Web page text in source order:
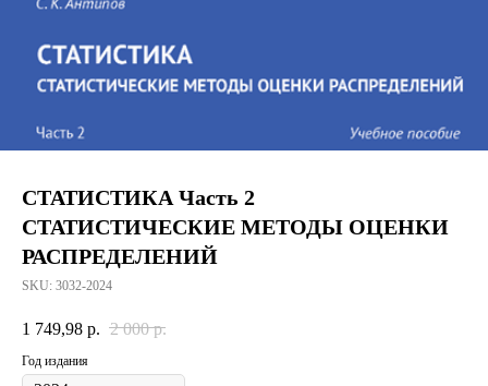
СТАТИСТИКА Часть 2
СТАТИСТИЧЕСКИЕ МЕТОДЫ ОЦЕНКИ
РАСПРЕДЕЛЕНИЙ
SKU: 3032-2024
1 749,98 р. 2 000 р.
Год издания